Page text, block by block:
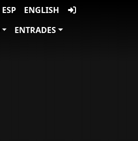
ESP
ENGLISH
ENTRADES